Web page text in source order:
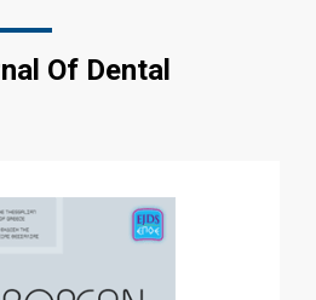
Of Dental